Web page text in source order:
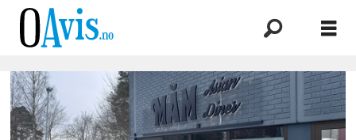
Emne:
skjenkebevilling